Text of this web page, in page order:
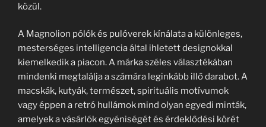
közül.
A Magnolion pólók és pulóverek kínálata a különleges,
mesterséges intelligencia által ihletett designokkal
kiemelkedik a piacon. A márka széles választékában
mindenki megtalálja a számára leginkább illő darabot. A
macskák, kutyák, természet, spirituális motívumok
vagy éppen a retró hullámok mind olyan egyedi minták,
amelyek a vásárlók egyéniségét és érdeklődési körét